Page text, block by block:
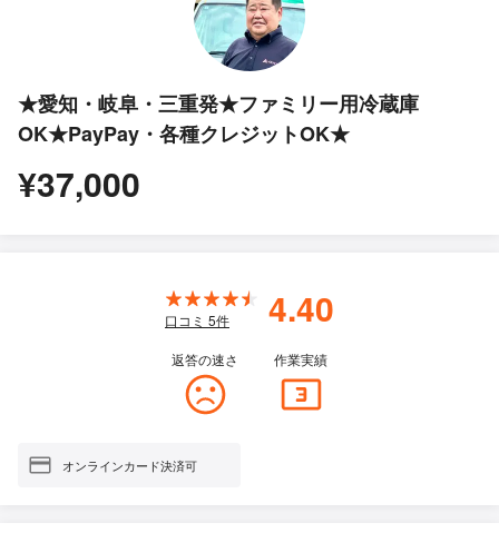
★愛知・岐阜・三重発★ファミリー用冷蔵庫
OK★PayPay・各種クレジットOK★
¥37,000
口コミ 5件 4.40
返答の速さ 作業実績
オンラインカード決済可